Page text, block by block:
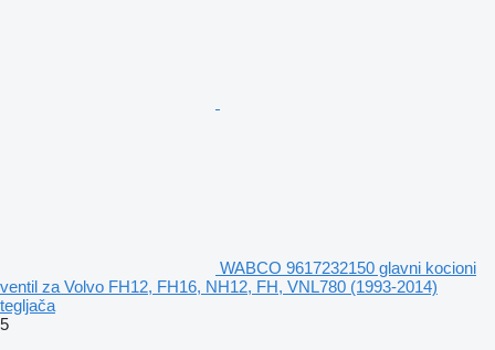
WABCO 9617232150 glavni kocioni
ventil za Volvo FH12, FH16, NH12, FH, VNL780 (1993-2014)
tegljača
5